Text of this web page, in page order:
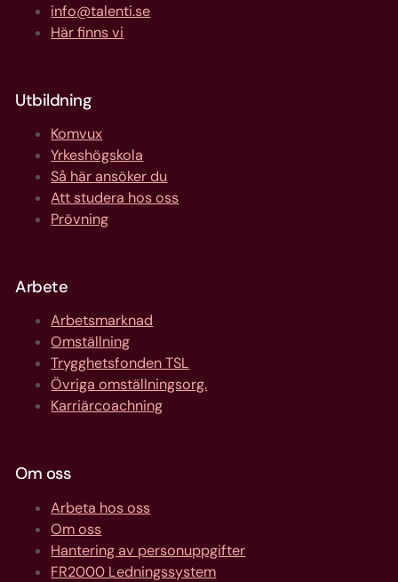
info@talenti.se
Här finns vi
Utbildning
Komvux
Yrkeshögskola
Så här ansöker du
Att studera hos oss
Prövning
Arbete
Arbetsmarknad
Omställning
Trygghetsfonden TSL
Övriga omställningsorg.
Karriärcoachning
Om oss
Arbeta hos oss
Om oss
Hantering av personuppgifter
FR2000 Ledningssystem